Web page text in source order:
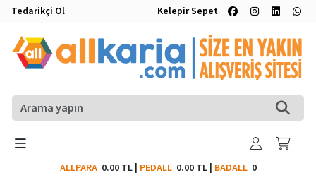
Tedarikçi Ol Kelepir Sepet
ALLPARA 0.00 TL| PEDALL 0.00 TL| BADALL0